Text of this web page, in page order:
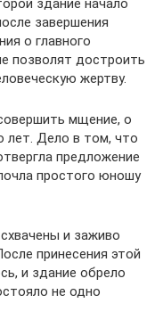
завершения
о главного
позволят достроить
жертву.
мщение, о
лет. Дело в том, что
предложение
простого юношу
и заживо
принесения этой
и здание обрело
не одно